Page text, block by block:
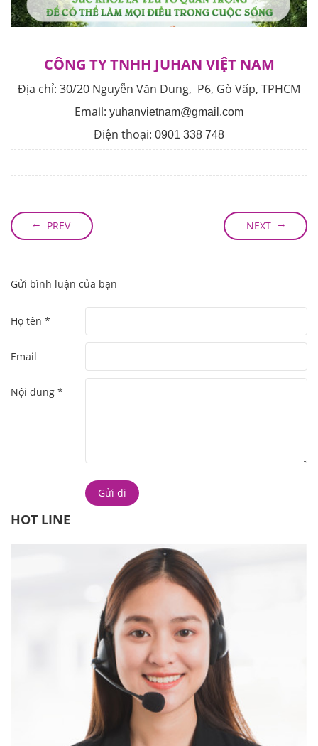
CÔNG TY TNHH JUHAN VIỆT NAM
Địa chỉ: 30/20 Nguyễn Văn Dung, P6, Gò Vấp, TPHCM
Email: yuhanvietnam@gmail.com
Điện thoại: 0901 338 748
PREV NEXT
Gửi bình luận của bạn
Họ tên *
Email
Nội dung *
HOT LINE